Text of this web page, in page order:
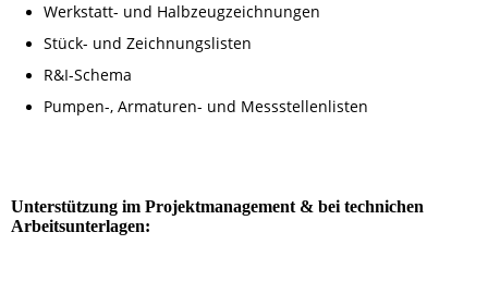
Werkstatt- und Halbzeugzeichnungen
Stück- und Zeichnungslisten
R&I-Schema
Pumpen-, Armaturen- und Messstellenlisten
Unterstützung im Projektmanagement & bei technichen
Arbeitsunterlagen: